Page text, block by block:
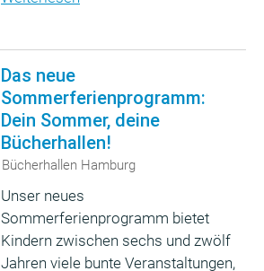
Das neue
Sommerferienprogramm:
Dein Sommer, deine
Bücherhallen!
Bücherhallen Hamburg
Unser neues
Sommerferienprogramm bietet
Kindern zwischen sechs und zwölf
Jahren viele bunte Veranstaltungen,